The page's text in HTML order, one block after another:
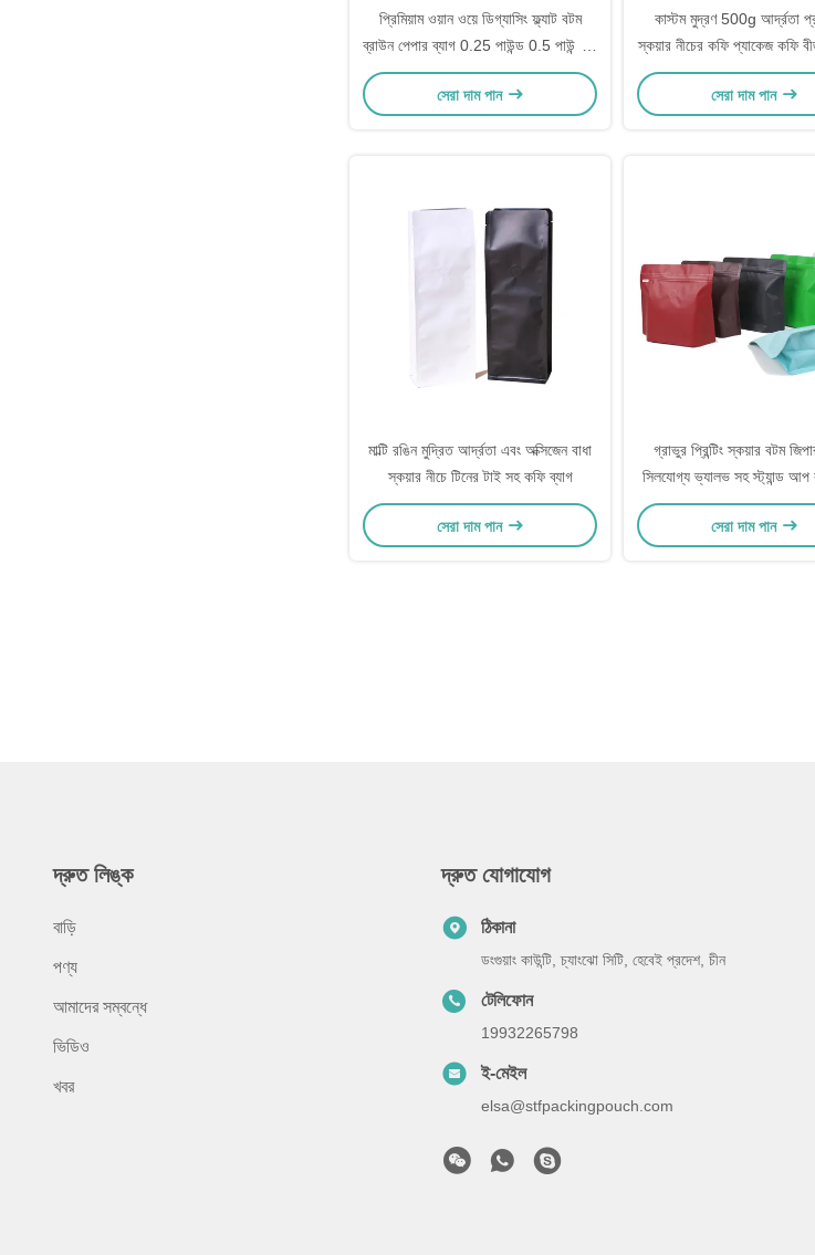
প্রিমিয়াম ওয়ান ওয়ে ডিগ্যাসিং ফ্ল্যাট বটম
ব্রাউন পেপার ব্যাগ 0.25 পাউন্ড 0.5 পাউন্ড 1
পাউন্ড 2 পাউন্ড 125g 250g 500g 1kg
সেরা দাম পান
কাস্টম মুদ্রণ 500g আর্দ্রতা
স্কয়ার নীচের কফি প্যাকেজ কফি
প্যাকেজিং জন্য জিপার
সেরা দাম পান
মাল্টি রঙিন মুদ্রিত আর্দ্রতা এবং অক্সিজেন বাধা
স্কয়ার নীচে টিনের টাই সহ কফি ব্যাগ
সেরা দাম পান
গ্রাভুর প্রিন্টিং স্কয়ার বটম
সিলযোগ্য ভ্যালভ সহ স্ট্যান্ড আপ
সেরা দাম পান
দ্রুত লিঙ্ক
বাড়ি
পণ্য
আমাদের সম্বন্ধে
ভিডিও
খবর
দ্রুত যোগাযোগ
ঠিকানা
ডংগুয়াং কাউন্টি, চ্যাংঝো সিটি, হেবেই প্রদেশ, চীন
টেলিফোন
19932265798
ই-মেইল
elsa@stfpackingpouch.com